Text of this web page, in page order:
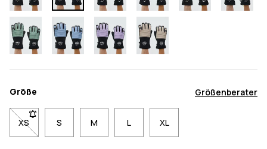
Größe Größenberater
XS- Größe XS nicht verfügbar. Klicke, um benachrichtigt zu
S M L XL